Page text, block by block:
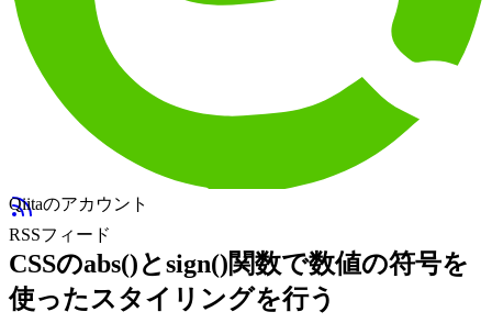
Qiitaのアカウント
RSSフィード
CSSのabs()とsign()関数で数値の符号を
使ったスタイリングを行う